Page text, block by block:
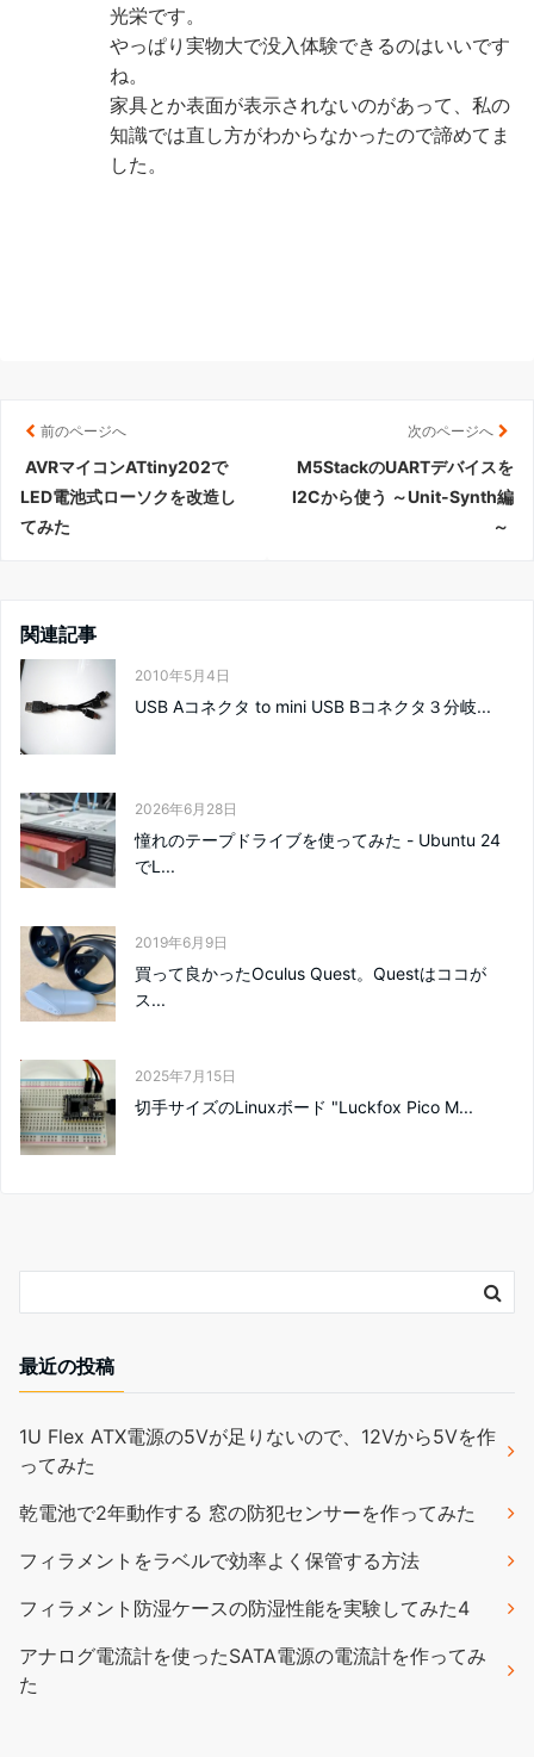
光栄です。
やっぱり実物大で没入体験できるのはいいです
ね。
家具とか表面が表示されないのがあって、私の
知識では直し方がわからなかったので諦めてま
した。
前のページへ
AVRマイコンATtiny202で
LED電池式ローソクを改造し
てみた
次のページへ
M5StackのUARTデバイスを
I2Cから使う ～Unit-Synth編
～
関連記事
2010年5月4日
USB Aコネクタ to mini USB Bコネクタ３分岐...
2026年6月28日
憧れのテープドライブを使ってみた - Ubuntu 24
でL...
2019年6月9日
買って良かったOculus Quest。Questはココが
ス...
2025年7月15日
切手サイズのLinuxボード "Luckfox Pico M...
最近の投稿
1U Flex ATX電源の5Vが足りないので、12Vから5Vを作
ってみた
乾電池で2年動作する 窓の防犯センサーを作ってみた
フィラメントをラベルで効率よく保管する方法
フィラメント防湿ケースの防湿性能を実験してみた4
アナログ電流計を使ったSATA電源の電流計を作ってみ
た